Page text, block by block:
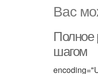
Вас
Полное
шагом